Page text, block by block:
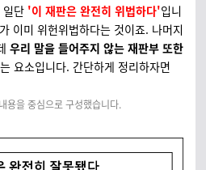
단 '이 재판은 완전히 위법하다'입니
이미 위헌위법하다는 것이죠. 나머지
우리 말을 들어주지 않는 재판부 또한
요소입니다. 간단하게 정리하자면
용을 중심으로 구성했습니다.